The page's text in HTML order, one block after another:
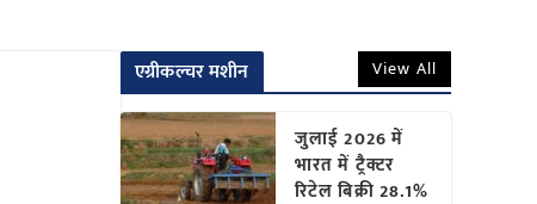
एग्रीकल्चर मशीन View All
जुलाई 2026 में
भारत में ट्रैक्टर
रिटेल बिक्री 28.1%